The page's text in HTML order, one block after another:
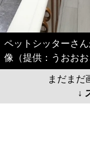
ペットシッターさ
像（提供：うおおお
まだまだ
↓